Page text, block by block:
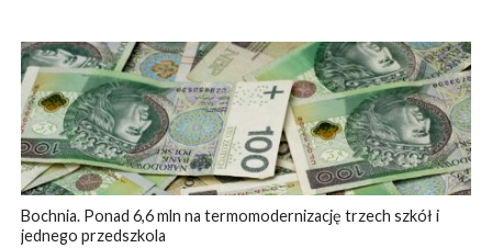
Bochnia. Ponad 6,6 mln na termomodernizację trzech szkół i
jednego przedszkola